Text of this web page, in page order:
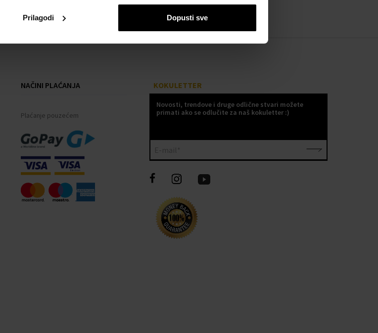
Prilagodi Dopusti sve
NAČINI PLAĆANJA
Plaćanje pouzećem
KOKULETTER
Novosti, trendove i druge odlične stvari možete
primati ako se odlučite za naš kokuletter :)